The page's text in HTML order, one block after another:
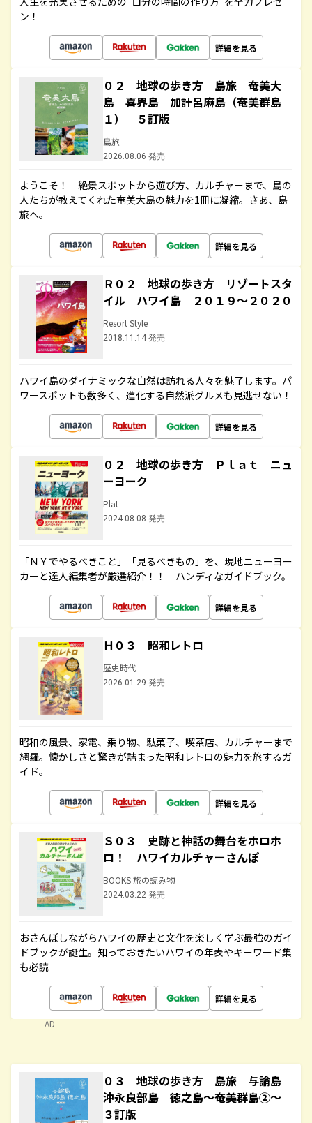
ン！
詳細を見る
０２ 地球の歩き方 島旅 奄美大
島 喜界島 加計呂麻島（奄美群島
１） ５訂版
島旅
2026.08.06 発売
ようこそ！ 絶景スポットから遊び方、カルチャーまで、島の
人たちが教えてくれた奄美大島の魅力を1冊に凝縮。さあ、島
旅へ。
詳細を見る
Ｒ０２ 地球の歩き方 リゾートスタ
イル ハワイ島 ２０１９～２０２０
Resort Style
2018.11.14 発売
ハワイ島のダイナミックな自然は訪れる人々を魅了します。パ
ワースポットも数多く、進化する自然派グルメも見逃せない！
詳細を見る
０２ 地球の歩き方 Ｐｌａｔ ニュ
ーヨーク
Plat
2024.08.08 発売
「ＮＹでやるべきこと」「見るべきもの」を、現地ニューヨー
カーと達人編集者が厳選紹介！！ ハンディなガイドブック。
詳細を見る
Ｈ０３ 昭和レトロ
歴史時代
2026.01.29 発売
昭和の風景、家電、乗り物、駄菓子、喫茶店、カルチャーまで
網羅。懐かしさと驚きが詰まった昭和レトロの魅力を旅するガ
イド。
詳細を見る
Ｓ０３ 史跡と神話の舞台をホロホ
ロ！ ハワイカルチャーさんぽ
BOOKS 旅の読み物
2024.03.22 発売
おさんぽしながらハワイの歴史と文化を楽しく学ぶ最強のガイ
ドブックが誕生。知っておきたいハワイの年表やキーワード集
も必読
詳細を見る
AD
０３ 地球の歩き方 島旅 与論島
沖永良部島 徳之島～奄美群島②～
３訂版